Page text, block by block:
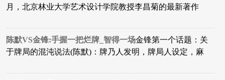
月，北京林业大学艺术设计学院教授李昌菊的最新著作
陈默VS金锋:手握一把烂牌_智得一场金锋第一个话题：关
于牌局的混沌说法(陈默)：牌乃人发明，牌局人设定，麻